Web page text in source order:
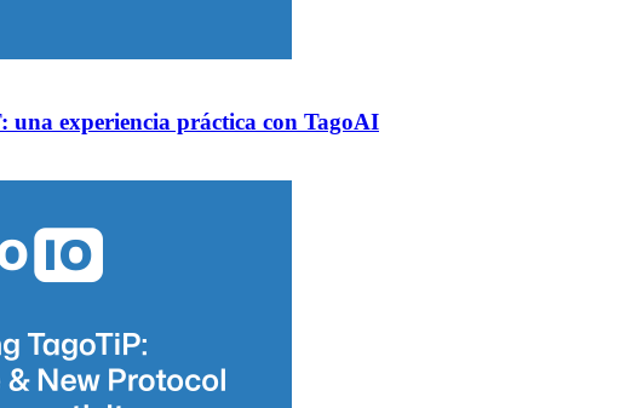
una experiencia práctica con TagoAI